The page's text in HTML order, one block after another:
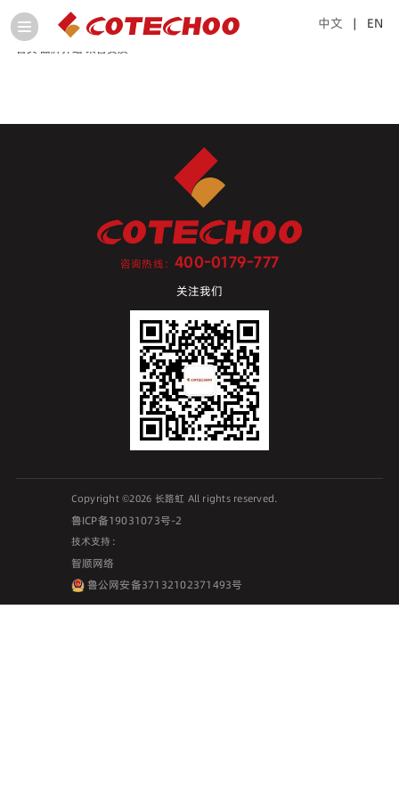
中文 | EN
首页 品牌介绍 荣誉资质
咨询热线：400-0179-777
关注我们
Copyright ©2026 长路虹 All rights reserved.
鲁ICP备19031073号-2
技术支持：
智顺网络
鲁公网安备37132102371493号